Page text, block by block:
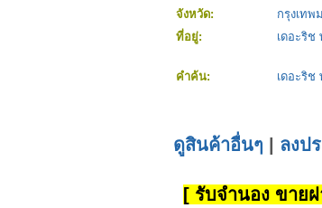
จังหวัด:
กรุงเท
ที่อยู่:
เดอะริช
คำค้น: เดอะริ
ดูสินค้าอื่นๆ ลงป
[ รับจำนอง ขาย